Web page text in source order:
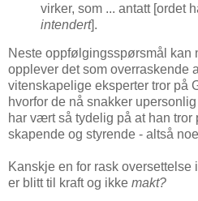
virker, som ... antatt [ordet
intendert].
Neste oppfølgingsspørsmål kan
opplever det som overraskende
vitenskapelige eksperter tror på
hvorfor de nå snakker
har vært så tydelig på at han tror
skapende og styrende - altså
Kanskje en for rask oversettelse
er blitt til kraft og ikke makt?